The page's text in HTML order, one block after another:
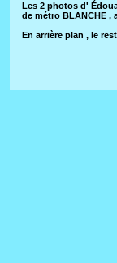
Les 2 photos d'
de métro BLANCHE ,
En arrière plan , le